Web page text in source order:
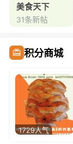
美食天下
31条新帖
积分商城
1729人气